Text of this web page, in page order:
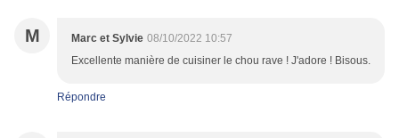
M Marc et Sylvie 08/10/2022 10:57
Excellente manière de cuisiner le chou rave ! J'adore ! Bisous.
Répondre